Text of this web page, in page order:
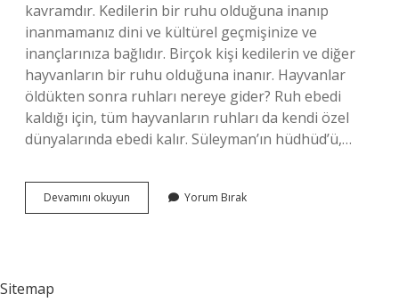
kavramdır. Kedilerin bir ruhu olduğuna inanıp
inanmamanız dini ve kültürel geçmişinize ve
inançlarınıza bağlıdır. Birçok kişi kedilerin ve diğer
hayvanların bir ruhu olduğuna inanır. Hayvanlar
öldükten sonra ruhları nereye gider? Ruh ebedi
kaldığı için, tüm hayvanların ruhları da kendi özel
dünyalarında ebedi kalır. Süleyman’ın hüdhüd’ü,…
Devamını okuyun Kedilerde
Ruh
Yorum Bırak
Sitemap